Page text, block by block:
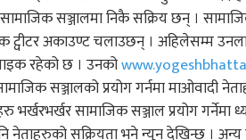
सञ्जालमा निकै सक्रिय छन् ।
ट्वीटर अकाउण्ट चलाउछन् । अहिलेसम्म
रहेको छ । उनको
सञ्जालको प्रयोग गर्नमा माओवादी
सामाजिक सञ्जाल प्रयोग गर्नेमा
नेताहरुको सक्रियता भने न्यून देखिन्छ ।